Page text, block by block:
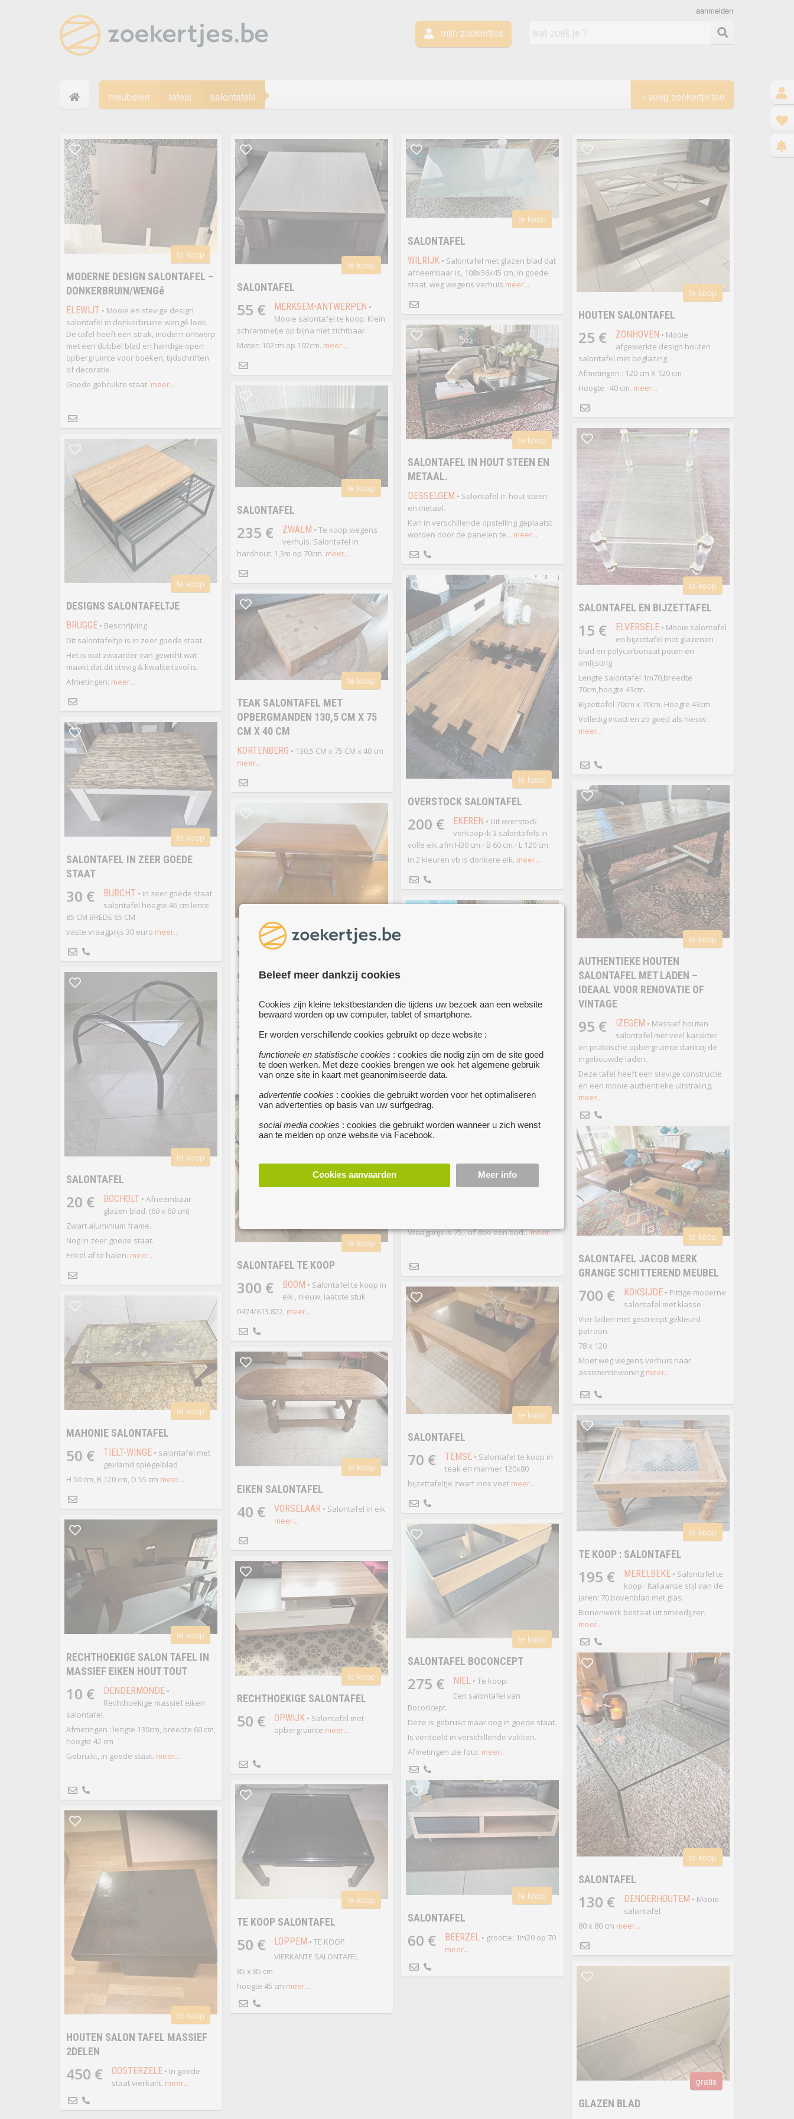
Beleef meer dankzij cookies
Cookies zijn kleine tekstbestanden die tijdens uw bezoek aan een website
bewaard worden op uw computer, tablet of smartphone.
Er worden verschillende cookies gebruikt op deze website :
functionele en statistische cookies : cookies die nodig zijn om de site goed
te doen werken. Met deze cookies brengen we ook het algemene gebruik
van onze site in kaart met geanonimiseerde data.
advertentie cookies : cookies die gebruikt worden voor het optimaliseren
van advertenties op basis van uw surfgedrag.
social media cookies : cookies die gebruikt worden wanneer u zich wenst
aan te melden op onze website via Facebook.
Cookies aanvaarden Meer info
mijn zoekertjes
aanmelden
meubelen tafels salontafels + voeg zoekertje toe
te koop
MODERNE DESIGN SALONTAFEL –
DONKERBRUIN/WENGé
ELEWIJT • Mooie en stevige design
salontafel in donkerbruine wengé-look.
De tafel heeft een strak, modern ontwerp
met een dubbel blad en handige open
opbergruimte voor boeken, tijdschriften
of decoratie.
Goede gebruikte staat. meer...
te koop
SALONTAFEL
55 € MERKSEM-ANTWERPEN •
Mooie salontafel te koop. Klein
schrammetje op bijna niet zichtbaar.
Maten 102cm op 102cm. meer...
te koop
SALONTAFEL
WILRIJK • Salontafel met glazen blad dat
afneembaar is, 108x56x45 cm, in goede
staat, weg wegens verhuis meer...
te koop
HOUTEN SALONTAFEL
25 € ZONHOVEN • Mooie
afgewerkte design houten
salontafel met beglazing.
Afmetingen : 120 cm X 120 cm
Hoogte : 40 cm. meer...
te koop
SALONTAFEL IN HOUT STEEN EN
METAAL.
DESSELGEM • Salontafel in hout steen
en metaal.
Kan in verschillende opstelling geplaatst
worden door de panelen te... meer...
te koop
SALONTAFEL
235 € ZWALM • Te koop wegens
verhuis. Salontafel in
hardhout. 1,3m op 70cm. meer...
te koop
SALONTAFEL EN BIJZETTAFEL
15 € ELVERSELE • Mooie salontafel
en bijzettafel met glazenen
blad en polycarbonaat poten en
omlijsting.
Lengte salontafel 1m70,breedte
70cm,hoogte 43cm.
Bijzettafel 70cm x 70cm. Hoogte 43cm.
Volledig intact en zo goed als nieuw.
meer...
te koop
DESIGNS SALONTAFELTJE
BRUGGE • Beschrijving
Dit salontafeltje is in zeer goede staat.
Het is wat zwaarder van gewicht wat
maakt dat dit stevig & kwaliteitsvol is.
Afmetingen: meer...
te koop
OVERSTOCK SALONTAFEL
200 € EKEREN • Uit overstock
verkoop ik 3 salontafels in
volle eik.afm H30 cm.- B 60 cm.- L 120 cm.
in 2 kleuren vb is donkere eik. meer...
te koop
TEAK SALONTAFEL MET
OPBERGMANDEN 130,5 CM X 75
CM X 40 CM
KORTENBERG • 130,5 CM x 75 CM x 40 cm
meer...
te koop
SALONTAFEL IN ZEER GOEDE
STAAT
30 € BURCHT • in zeer goede staat
salontafel hoogte 46 cm lente
85 CM BREDE 65 CM
vaste vraagprijs 30 euro meer...
te koop
AUTHENTIEKE HOUTEN
SALONTAFEL MET LADEN –
IDEAAL VOOR RENOVATIE OF
VINTAGE
95 € IZEGEM • Massief houten
salontafel met veel karakter
en praktische opbergruimte dankzij de
ingebouwde laden.
Deze tafel heeft een stevige constructie
en een mooie authentieke uitstraling.
meer...
VINTAGE SALONTAFEL
VERSTELBAAR
90 € ANTWERPEN• De salontafel
boven en beneden en ook dubbel
openklappen
Zo wordt het blad dubbel zo groot
Er is een vlekje op de binnenkant (= te
herstellen)
Salontafelmeer...
SALON-EETTAFEL MET STOELEN
stoelen met leer bekleed, geschikt voor 4-
Vraagprijs is 75,- of doe een bod...meer...
te koop
SALONTAFEL
20 € BOCHOLT • Afneembaar
glazen blad. (60 x 60 cm)
Zwart aluminium frame.
Nog in zeer goede staat.
Enkel af te halen. meer...
te koop
SALONTAFEL TE KOOP
300 € BOOM • Salontafel te koop in
eik , nieuw, laatste stuk
0474/613.822. meer...
te koop
SALONTAFEL JACOB MERK
GRANGE SCHITTEREND MEUBEL
700 € KOKSIJDE • Pittige moderne
salontafel met klasse
Vier laden met gestreept gekleurd
patroon
78 x 120
Moet weg wegens verhuis naar
assistentiewoning meer...
te koop
SALONTAFEL
70 € TEMSE • Salontafel te koop in
teak en marmer 120x80
bijzettafeltje zwart inox voet meer...
te koop
MAHONIE SALONTAFEL
50 € TIELT-WINGE • salontafel met
gevlamd spiegelblad
H 50 cm, B 120 cm, D 55 cm meer...
te koop
EIKEN SALONTAFEL
40 € VORSELAAR • Salontafel in eik
meer...
te koop
TE KOOP : SALONTAFEL
195 € MERELBEKE • Salontafel te
koop : Italiaanse stijl van de
jaren' 70 bovenblad met glas.
Binnenwerk bestaat uit smeedijzer.
meer...
te koop
RECHTHOEKIGE SALON TAFEL IN
MASSIEF EIKEN HOUT TOUT
10 € DENDERMONDE •
Rechthoekige massief eiken
salontafel.
Afmetingen : lengte 130cm, breedte 60 cm,
hoogte 42 cm
Gebruikt, in goede staat. meer...
te koop
SALONTAFEL BOCONCEPT
275 € NIEL • Te koop:
Een salontafel van
Boconcept.
Deze is gebruikt maar nog in goede staat.
Is verdeeld in verschillende vakken.
Afmetingen zie foto. meer...
te koop
RECHTHOEKIGE SALONTAFEL
50 € OPWIJK • Salontafel met
opbergruimte meer...
te koop
SALONTAFEL
130 € DENDERHOUTEM • Mooie
salontafel
80 x 80 cm meer...
te koop
SALONTAFEL
60 € BEERZEL • grootte: 1m20 op 70
meer...
te koop
TE KOOP SALONTAFEL
50 € LOPPEM • TE KOOP
VIERKANTE SALONTAFEL
85 x 85 cm
hoogte 45 cm meer...
te koop
HOUTEN SALON TAFEL MASSIEF
2DELEN
450 € OOSTERZELE • In goede
staat.vierkant. meer... gratis
GLAZEN BLAD